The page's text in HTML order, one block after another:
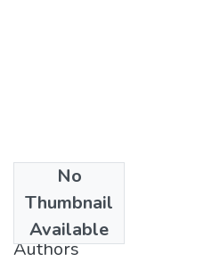
No
Thumbnail
Available
2002
Authors